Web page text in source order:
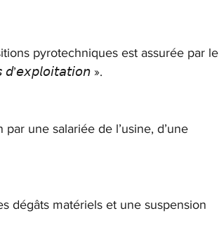
pyrotechniques est assurée par le
».
une salariée de l’usine, d’une
dégâts matériels et une suspension